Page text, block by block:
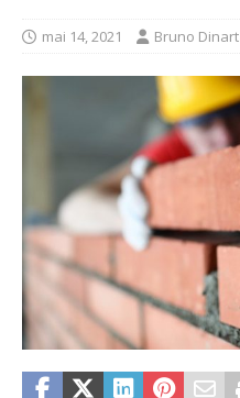
mai 14, 2021 Bruno Dinart